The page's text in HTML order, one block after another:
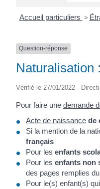
Accueil particuliers >
Question-réponse
Naturalisation
Vérifié le 27/01/2022 -
Pour faire une demande
Acte de naissance de
Si la mention de la
français
Pour les enfants
Pour les enfants non
des pages remplies
Pour le(s) enfant(s)